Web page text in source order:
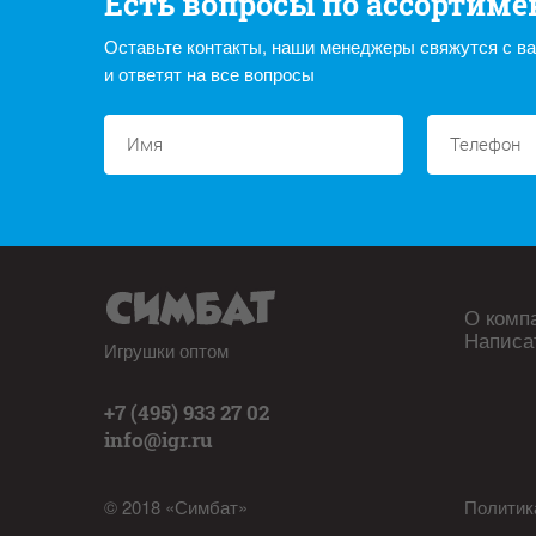
Оставьте контакты, наши менеджеры свяжутся с
и ответят на все вопросы
Игрушки оптом
+7 (495) 933 27 02
info@igr.ru
© 2018 «Симбат»
О